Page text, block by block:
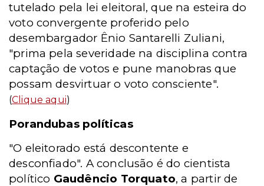
tutelado pela lei eleitoral, que na esteira do
voto convergente proferido pelo
desembargador Ênio Santarelli Zuliani,
"prima pela severidade na disciplina contra
captação de votos e pune manobras que
possam desvirtuar o voto consciente".
(Clique aqui)
Porandubas políticas
"O eleitorado está descontente e
desconfiado". A conclusão é do cientista
político Gaudêncio Torquato, a partir de